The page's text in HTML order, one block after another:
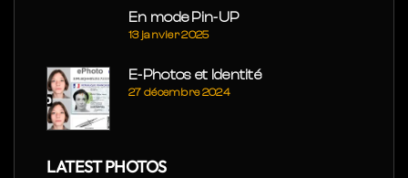
En mode Pin-UP
13 janvier 2025
E-Photos et Identité
27 décembre 2024
LATEST PHOTOS